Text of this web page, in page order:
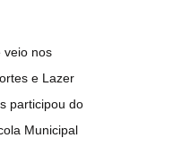
veio nos
e Lazer
participou do
Municipal